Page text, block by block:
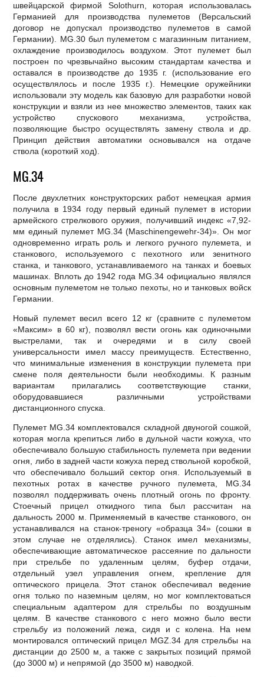
швейцарской фирмой Solothurn, которая использовалась
Германией для производства пулеметов (Версальский
договор не допускал производство пулеметов в самой
Германии). MG.30 был пулеметом с магазинным питанием,
охлаждение производилось воздухом. Этот пулемет был
построен по чрезвычайно высоким стандартам качества и
оставался в производстве до 1935 г. (использование его
осуществлялось и после 1935 г.). Немецкие оружейники
использовали эту модель как базовую для разработки новой
конструкции и взяли из нее множество элементов, таких как
устройство спускового механизма, устройства,
позволяющие быстро осуществлять замену ствола и др.
Принцип действия автоматики основывался на отдаче
ствола (короткий ход).
МG.34
После двухлетних конструкторских работ немецкая армия
получила в 1934 году первый единый пулемет в истории
армейского стрелкового оружия, получивший индекс «7,92-
мм единый пулемет МG.34 (Maschinengewehr-34)». Он мог
одновременно играть роль и легкого ручного пулемета, и
станкового, используемого с пехотного или зенитного
станка, и танкового, устанавливаемого на танках и боевых
машинах. Вплоть до 1942 года МG.34 официально являлся
основным пулеметом не только пехоты, но и танковых войск
Германии.
Новый пулемет весил всего 12 кг (сравните с пулеметом
«Максим» в 60 кг), позволял вести огонь как одиночными
выстрелами, так и очередями и в силу своей
универсальности имел массу преимуществ. Естественно,
что минимальные изменения в конструкции пулемета при
смене поля деятельности были необходимы. К разным
вариантам прилагались соответствующие станки,
оборудовавшиеся различными устройствами
дистанционного спуска.
Пулемет МG.34 комплектовался складной двуногой сошкой,
которая могла крепиться либо в дульной части кожуха, что
обеспечивало большую стабильность пулемета при ведении
огня, либо в задней части кожуха перед ствольной коробкой,
что обеспечивало больший сектор огня. Используемый в
пехотных ротах в качестве ручного пулемета, МG.34
позволял поддерживать очень плотный огонь по фронту.
Стоечный прицел откидного типа был рассчитан на
дальность 2000 м. Применяемый в качестве станкового, он
устанавливался на станок-треногу «образца 34» (сошки в
этом случае не отделялись). Станок имел механизмы,
обеспечивающие автоматическое рассеяние по дальности
при стрельбе по удаленным целям, буфер отдачи,
отдельный узел управления огнем, крепление для
оптического прицела. Этот станок обеспечивал ведение
огня только по наземным целям, но мог комплектоваться
специальным адаптером для стрельбы по воздушным
целям. В качестве станкового с него можно было вести
стрельбу из положений лежа, сидя и с колена. На нем
монтировался оптический прицел MGZ.34 для стрельбы на
дистанции до 2500 м, а также с закрытых позиций прямой
(до 3000 м) и непрямой (до 3500 м) наводкой.